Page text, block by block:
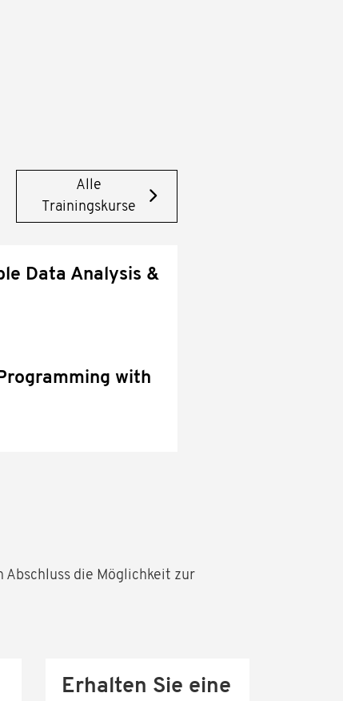
Alle
Trainingskurse
Data Analysis &
with
Abschluss die Möglichkeit zur
Erhalten Sie eine